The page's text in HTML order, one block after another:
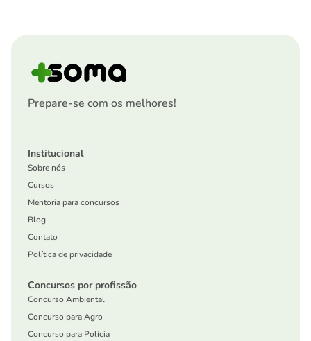
Prepare-se com os melhores!
Institucional
Sobre nós
Cursos
Mentoria para concursos
Blog
Contato
Política de privacidade
Concursos por profissão
Concurso Ambiental
Concurso para Agro
Concurso para Polícia